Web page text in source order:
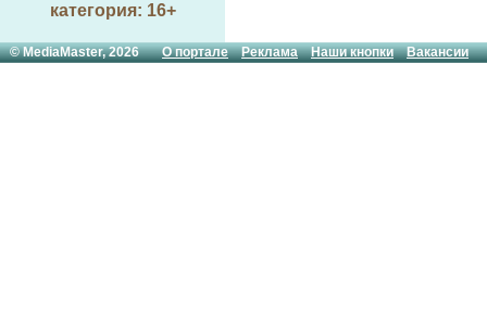
категория: 16+
© MediaMaster, 2026О портале Реклама Наши кнопки Вакансии